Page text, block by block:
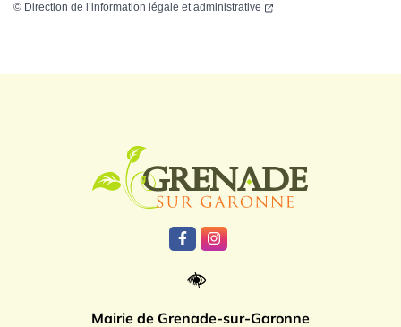
© Direction de l’information légale et administrative
Lien vers le compte Facebook
Lien vers le compte
Mairie de Grenade-sur-Garonne